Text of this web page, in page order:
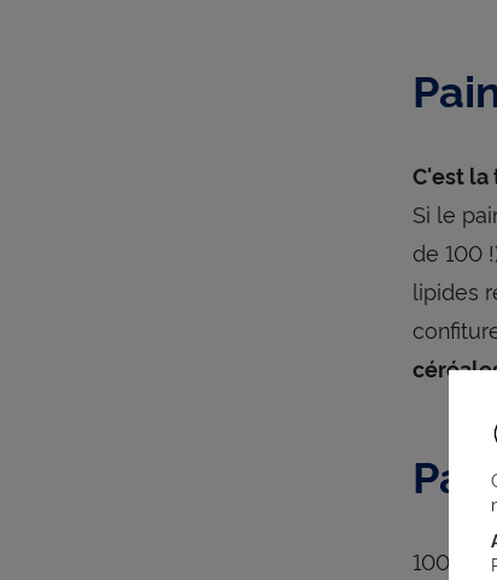
C'est
Si le
de 100
lipides
100 g